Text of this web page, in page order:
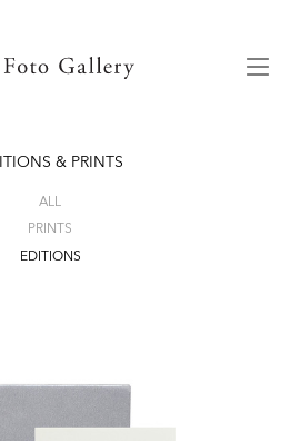
& PRINTS
ALL
PRINTS
EDITIONS